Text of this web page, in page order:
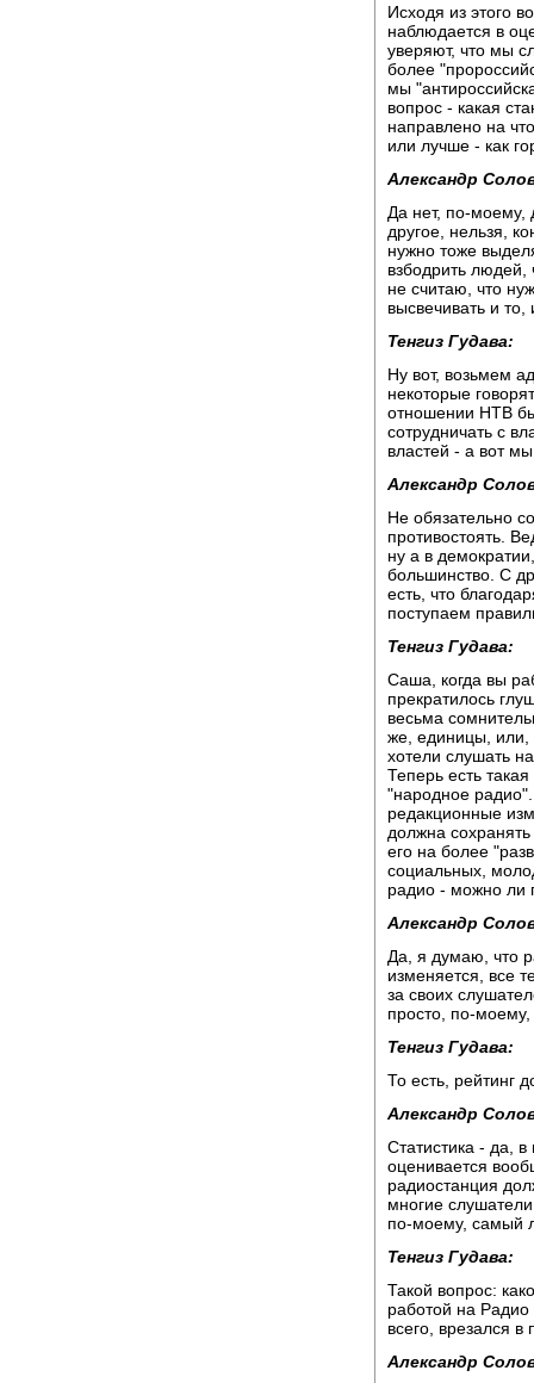
Исходя из этого
наблюдается в
уверяют, что мы
более
мы
вопрос - какая
направлено на
или лучше - как
Александр
Да нет, по-моему,
другое, нельзя,
нужно тоже
взбодрить
не считаю, что
высвечивать и то,
Тенгиз Гудава:
Ну вот, возьмем
некоторые
отношении НТВ
сотрудничать с
властей - а вот
Александр
Не обязательно
противостоять.
ну а в
большинство. С
есть, что
поступаем
Тенгиз Гудава:
Саша, когда вы
прекратилось
весьма
же, единицы, или,
хотели слушать
Теперь есть
"народное
редакционные
должна
его на более
социальных,
радио - можно ли
Александр
Да, я думаю, что
изменяется, все
за своих
просто, по-моему,
Тенгиз Гудава:
То есть, рейтинг
Александр
Статистика - да,
оценивается
радиостанция
многие
по-моему, самый
Тенгиз Гудава:
Такой вопрос:
работой на
всего, врезался в
Александр